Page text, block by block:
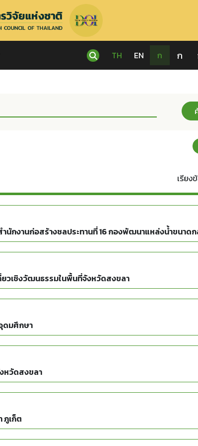
TH EN ก ก
เรียง
ปัจจัยแวดล้อมที่มีความสัมพันธ์กับความผูกพันของบุคลากรต่อองค์กร : สำนักงานก่อสร้างชลประทานที่ 16 กองพัฒนาแ
วเชิงวัฒนธรรมในพื้นที่จังหวัดสงขลา
ดมศึกษา
หวัดสงขลา
ภูเก็ต